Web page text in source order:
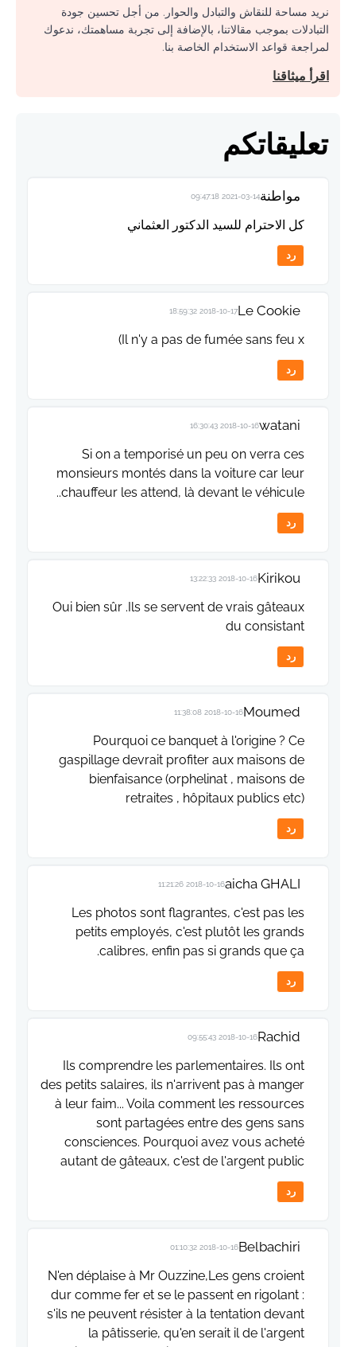
نريد مساحة للنقاش والتبادل والحوار. من أجل تحسين جودة
التبادلات بموجب مقالاتنا، بالإضافة إلى تجربة مساهمتك، ندعوك
لمراجعة قواعد الاستخدام الخاصة بنا.
اقرأ ميثاقنا
تعليقاتكم
مواطنة2021-03-14 09:47:18
كل الاحترام للسيد الدكتور العثماني
رد
Le Cookie
2018-10-17 18:59:32
Il n'y a pas de fumée sans feu x)
رد
watani
2018-10-16 16:30:43
Si on a temporisé un peu on verra ces
monsieurs montés dans la voiture car leur
chauffeur les attend, là devant le véhicule..
رد
Kirikou
2018-10-16 13:22:33
Oui bien sûr .Ils se servent de vrais gâteaux
du consistant
رد
Moumed
2018-10-16 11:38:08
Pourquoi ce banquet à l'origine ? Ce
gaspillage devrait profiter aux maisons de
bienfaisance (orphelinat , maisons de
retraites , hôpitaux publics etc)
رد
aicha GHALI
2018-10-16 11:21:26
Les photos sont flagrantes, c'est pas les
petits employés, c'est plutôt les grands
calibres, enfin pas si grands que ça.
رد
Rachid
2018-10-16 09:55:43
Ils comprendre les parlementaires. Ils ont
des petits salaires, ils n'arrivent pas à manger
à leur faim... Voila comment les ressources
sont partagées entre des gens sans
consciences. Pourquoi avez vous acheté
autant de gâteaux, c'est de l'argent public
رد
Belbachiri
2018-10-16 01:10:32
N'en déplaise à Mr Ouzzine,Les gens croient
dur comme fer et se le passent en rigolant :
s'ils ne peuvent résister à la tentation devant
la pâtisserie, qu'en serait il de l'argent